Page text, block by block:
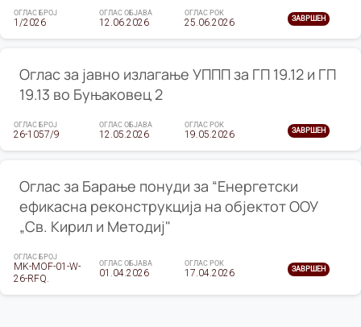
ОГЛАС БРОЈ
1/2026
ОГЛАС ОБЈАВА
12.06.2026
ОГЛАС РОК
25.06.2026 ЗАВРШЕН
Оглас за јавно излагање УППП за ГП 19.12 и ГП
19.13 во Буњаковец 2
ОГЛАС БРОЈ
26-1057/9
ОГЛАС ОБЈАВА
12.05.2026
ОГЛАС РОК
19.05.2026 ЗАВРШЕН
Оглас за Барање понуди за “Енергетски
ефикасна реконструкција на објектот ООУ
„Св. Кирил и Методиј"
ОГЛАС БРОЈ
MK-MOF-01-W-
26-RFQ.
ОГЛАС ОБЈАВА
01.04.2026
ОГЛАС РОК
17.04.2026 ЗАВРШЕН